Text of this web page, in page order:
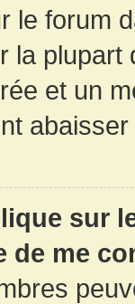
le forum
la
et un
sur
de me